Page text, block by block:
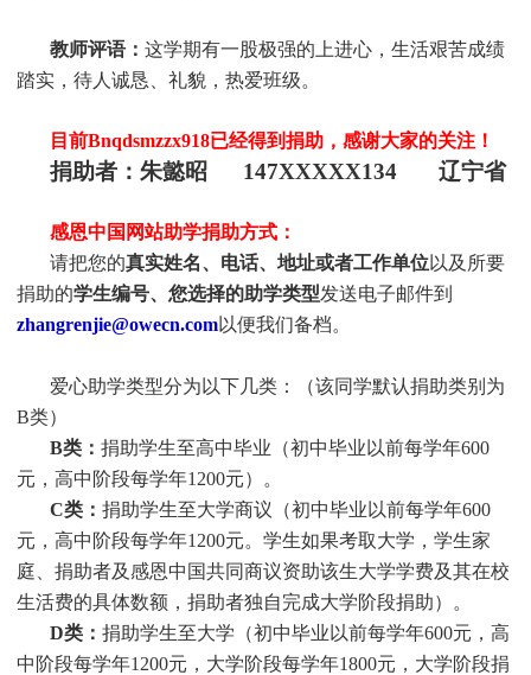
教师评语： 这学期有一股极强的上进心，生活艰苦成绩
踏实，待人诚恳、礼貌，热爱班级。
目前Bnqdsmzzx918已经得到捐助，感谢大家的关注！
捐助者：朱懿昭 147XXXXX134 辽宁省
感恩中国网站助学捐助方式：
请把您的真实姓名、电话、地址或者工作单位以及所要
捐助的学生编号、您选择的助学类型发送电子邮件到
zhangrenjie@owecn.com以便我们备档。
爱心助学类型分为以下几类：（该同学默认捐助类别为
B类）
B类： 捐助学生至高中毕业（初中毕业以前每学年600
元，高中阶段每学年1200元）。
C类： 捐助学生至大学商议（初中毕业以前每学年600
元，高中阶段每学年1200元。 学生如果考取大学， 学生家
庭、捐助者及感恩中国共同商议资助该生大学学费及其在校
生活费的具体数额，捐助者独自完成大学阶段捐助）。
D类： 捐助学生至大学（初中毕业以前每学年600元，高
中阶段每学年1200元，大学阶段每学年1800元，大学阶段捐